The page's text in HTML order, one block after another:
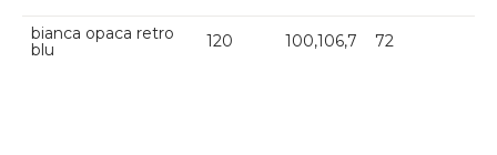
bianca opaca retro
blu
120 100,106,7 72